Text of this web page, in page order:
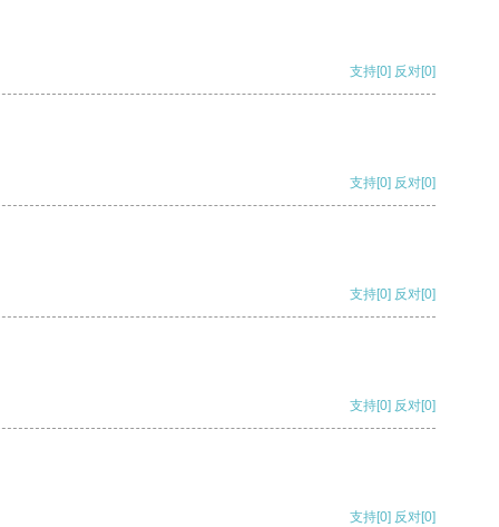
支持[0] 反对[0]
支持[0] 反对[0]
支持[0] 反对[0]
支持[0] 反对[0]
支持[0] 反对[0]